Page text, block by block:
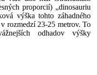
proporcií) „dinosauriu
výška tohto záhadného
rozmedzí 23-25 metrov. To
odhadov výšky